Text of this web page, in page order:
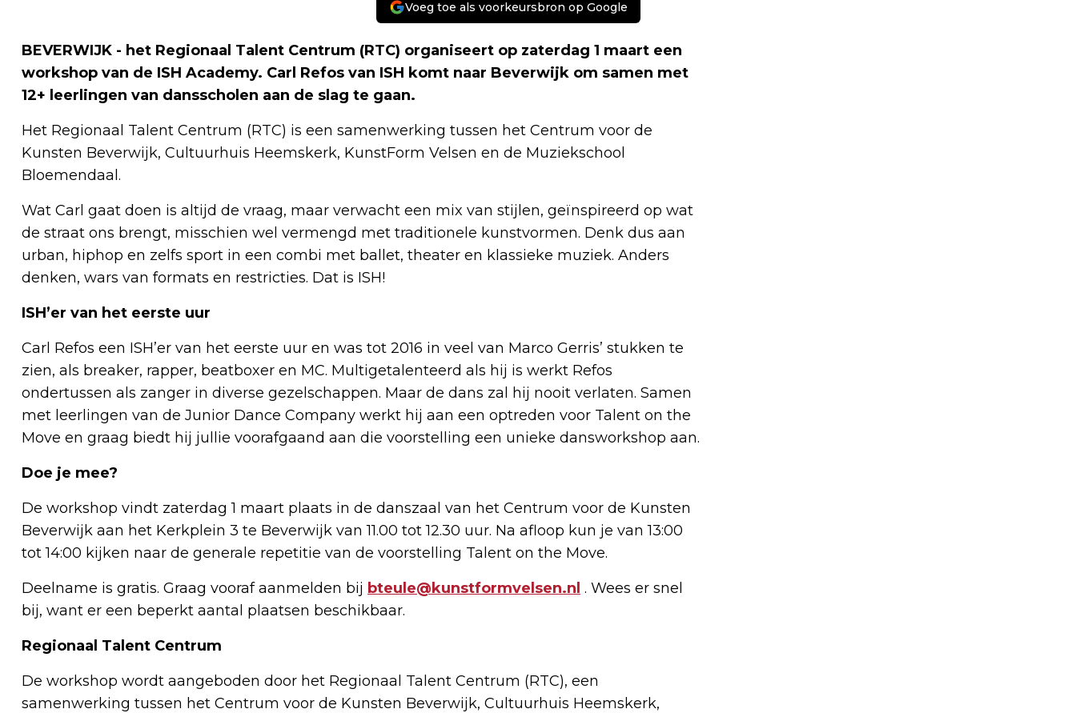
Voeg toe als voorkeursbron op Google
BEVERWIJK - het Regionaal Talent Centrum (RTC) organiseert op zaterdag 1 maart een
workshop van de ISH Academy. Carl Refos van ISH komt naar Beverwijk om samen met
12+ leerlingen van dansscholen aan de slag te gaan.
Het Regionaal Talent Centrum (RTC) is een samenwerking tussen het Centrum voor de
Kunsten Beverwijk, Cultuurhuis Heemskerk, KunstForm Velsen en de Muziekschool
Bloemendaal.
Wat Carl gaat doen is altijd de vraag, maar verwacht een mix van stijlen, geïnspireerd op wat
de straat ons brengt, misschien wel vermengd met traditionele kunstvormen. Denk dus aan
urban, hiphop en zelfs sport in een combi met ballet, theater en klassieke muziek. Anders
denken, wars van formats en restricties. Dat is ISH!
ISH’er van het eerste uur
Carl Refos een ISH’er van het eerste uur en was tot 2016 in veel van Marco Gerris’ stukken te
zien, als breaker, rapper, beatboxer en MC. Multigetalenteerd als hij is werkt Refos
ondertussen als zanger in diverse gezelschappen. Maar de dans zal hij nooit verlaten. Samen
met leerlingen van de Junior Dance Company werkt hij aan een optreden voor Talent on the
Move en graag biedt hij jullie voorafgaand aan die voorstelling een unieke dansworkshop aan.
Doe je mee?
De workshop vindt zaterdag 1 maart plaats in de danszaal van het Centrum voor de Kunsten
Beverwijk aan het Kerkplein 3 te Beverwijk van 11.00 tot 12.30 uur. Na afloop kun je van 13:00
tot 14:00 kijken naar de generale repetitie van de voorstelling Talent on the Move.
Deelname is gratis. Graag vooraf aanmelden bij bteule@kunstformvelsen.nl . Wees er snel
bij, want er een beperkt aantal plaatsen beschikbaar.
Regionaal Talent Centrum
De workshop wordt aangeboden door het Regionaal Talent Centrum (RTC), een
samenwerking tussen het Centrum voor de Kunsten Beverwijk, Cultuurhuis Heemskerk,